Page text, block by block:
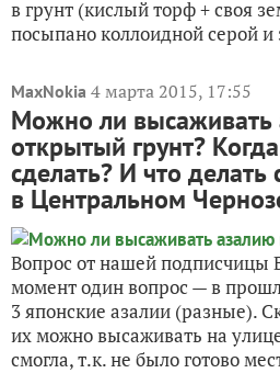
в грунт (кислый торф + своя
посыпано коллоидной серой и
MaxNokia 4 марта 2015, 17:55
Можно ли высаживать
открытый грунт?
сделать? И что делать
в Центральном
Вопрос от нашей
момент один вопрос — в
3 японские азалии (разные).
их можно высаживать на
смогла, т.к. не было готово